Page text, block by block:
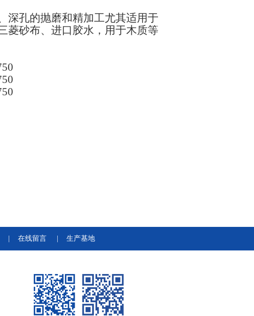
深孔的抛磨和精加工尤其适用于
菱砂布、进口胶水，用于木质等
在线留言 生产基地